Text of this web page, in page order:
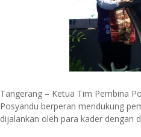
Tangerang – Ketua Tim Pembina
Posyandu berperan mendukung
dijalankan oleh para kader dengan